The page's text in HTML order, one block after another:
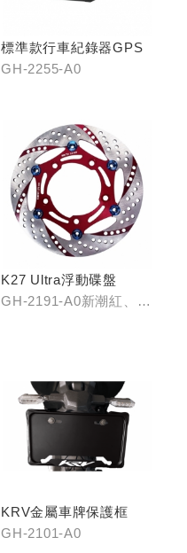
標準款行車紀錄器GPS
GH-2255-A0
K27 Ultra浮動碟盤
GH-2191-A0新潮紅、
KRV金屬車牌保護框
GH-2101-A0